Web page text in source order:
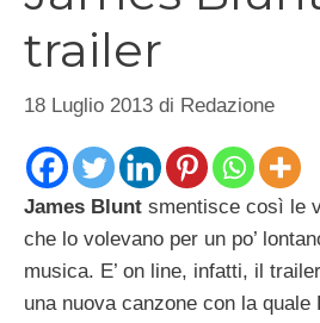
trailer
18 Luglio 2013 di Redazione
James Blunt smentisce così le
che lo volevano per un po’
musica. E’ on line, infatti, il
una nuova canzone con la quale